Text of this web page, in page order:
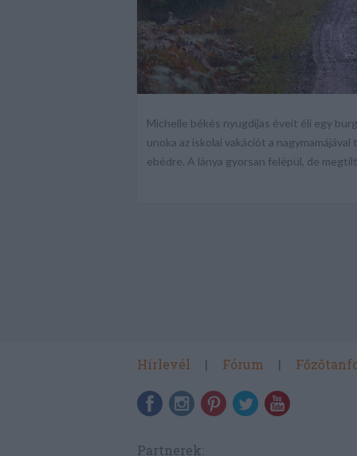
Michelle békés nyugdíjas éveit éli egy
unoka az iskolai vakációt a
ebédre. A lánya gyorsan felépül, de
Hírlevél Fórum
Partnerek: